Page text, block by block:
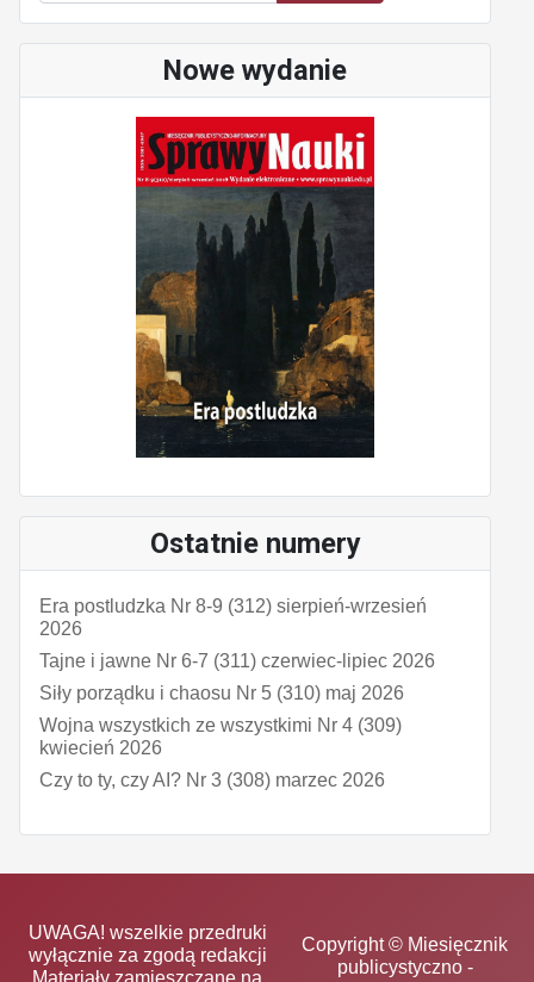
Nowe wydanie
Ostatnie numery
Era postludzka Nr 8-9 (312) sierpień-wrzesień
2026
Tajne i jawne Nr 6-7 (311) czerwiec-lipiec 2026
Siły porządku i chaosu Nr 5 (310) maj 2026
Wojna wszystkich ze wszystkimi Nr 4 (309)
kwiecień 2026
Czy to ty, czy AI? Nr 3 (308) marzec 2026
UWAGA! wszelkie przedruki
wyłącznie za zgodą redakcji
Copyright © Miesięcznik
publicystyczno -